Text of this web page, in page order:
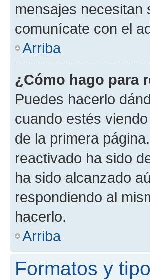
mensajes necesitan
comunícate con el
Arriba
¿Cómo hago para
Puedes hacerlo
cuando estés
de la primera
reactivado ha sido
ha sido alcanzado
respondiendo al
hacerlo.
Arriba
Formatos y